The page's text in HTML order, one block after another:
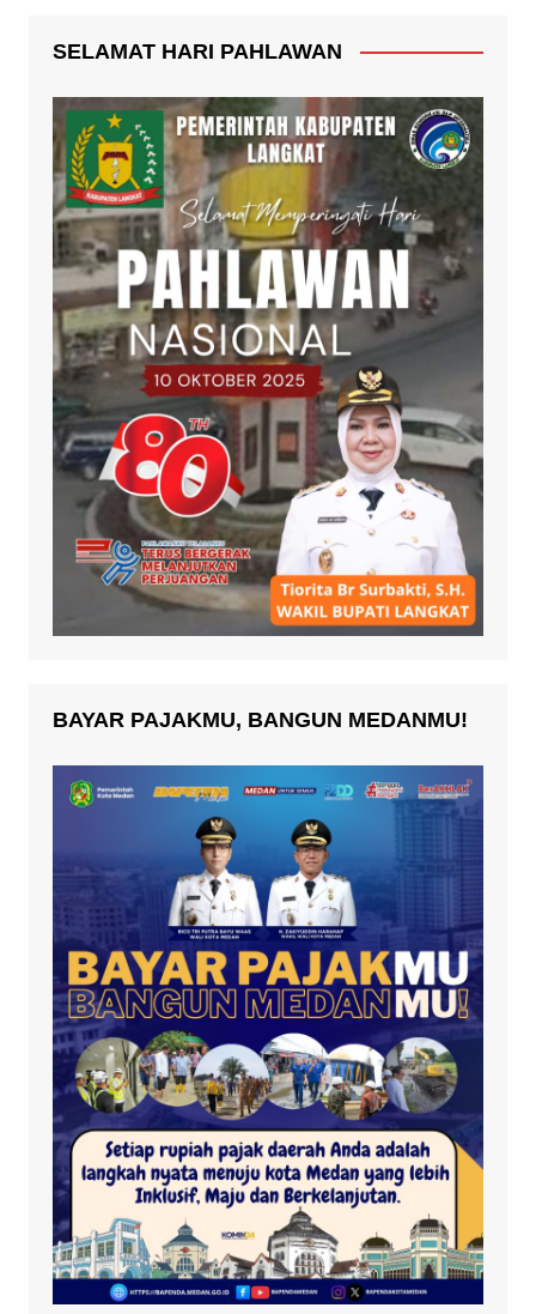
SELAMAT HARI PAHLAWAN
BAYAR PAJAKMU, BANGUN MEDANMU!